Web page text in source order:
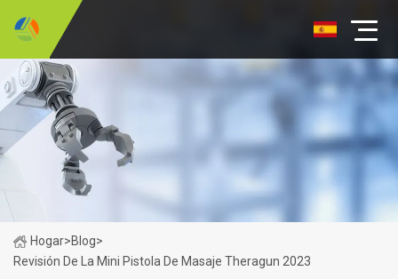
Hogar>Blog>
Revisión De La Mini Pistola De Masaje Theragun 2023